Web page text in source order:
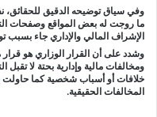
وفي سياق توضيحه الدقيق
ما روجت له بعض المواقع وصفحات
الإشراف المالي والإداري جاء بسبب
وشدد على أن القرار الوزاري هو
ومخالفات مالية وإدارية بحتة لا تقبل
خلافات أو أسباب شخصية كما حاولت
المخالفات الحقيقية.